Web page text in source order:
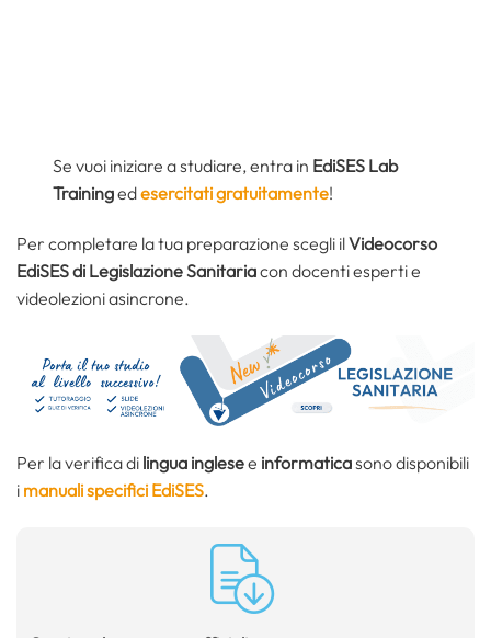
Se vuoi iniziare a studiare, entra in EdiSES Lab
Trainingedesercitati gratuitamente!
Per completare la tua preparazione scegli ilVideocorso
EdiSES di Legislazione Sanitariacon docenti esperti e
videolezioni asincrone.
Per la verifica di lingua inglesee informaticasono disponibili
i manuali specifici EdiSES.